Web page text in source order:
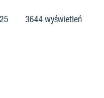
3644 wyświetleń